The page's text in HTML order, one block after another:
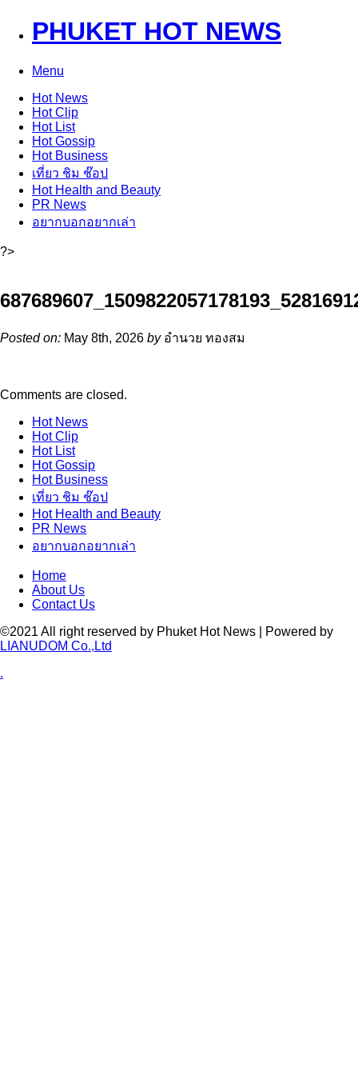
PHUKET HOT NEWS
Menu
HotNews
HotClip
HotList
HotGossip
HotBusiness
เที่ยว ชิม ช๊อป
HotHealth and Beauty
PR News
อยากบอกอยากเล่า
?>
Posted on: May 8th, 2026 byอำนวย ทองสม
Comments are closed.
HotNews
HotClip
HotList
HotGossip
HotBusiness
เที่ยว ชิม ช๊อป
HotHealth and Beauty
PR News
อยากบอกอยากเล่า
Home
About Us
Contact Us
©2021 All right reserved by Phuket Hot News | Powered by
LIANUDOM Co.,Ltd
.